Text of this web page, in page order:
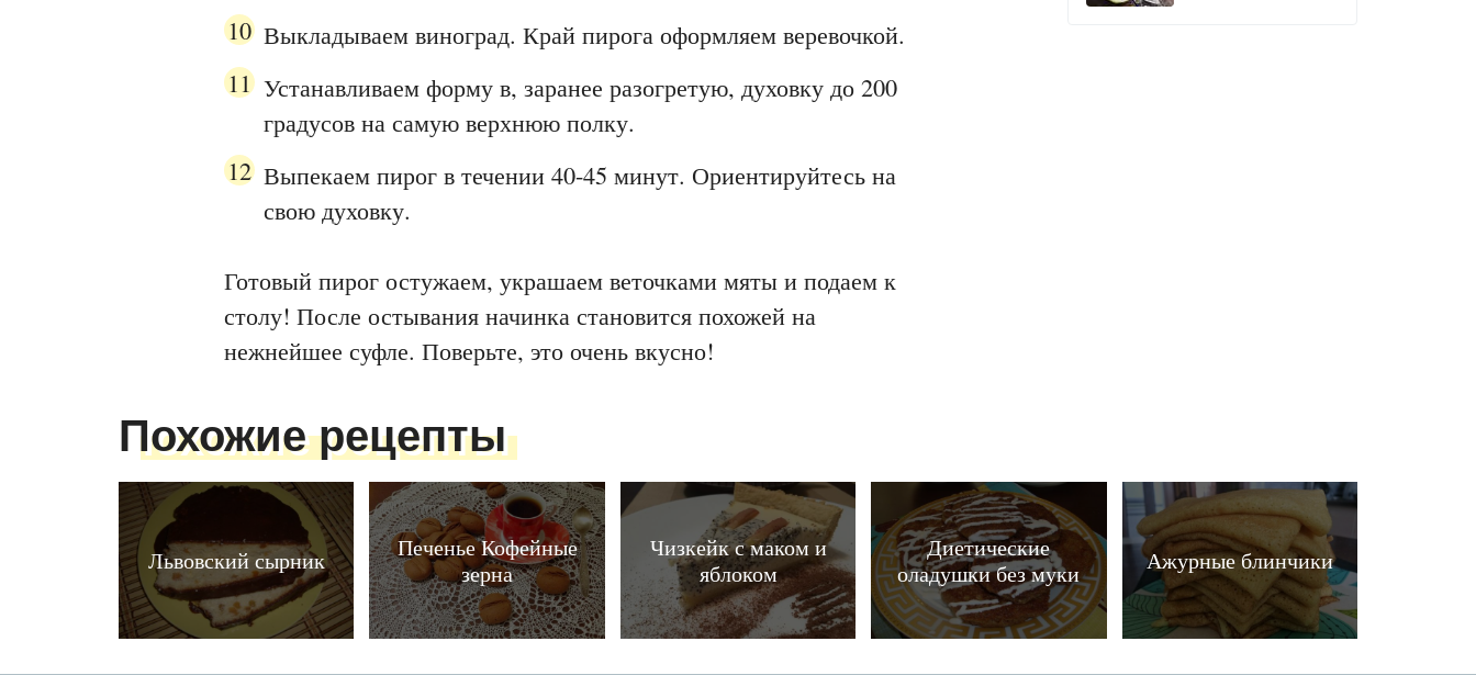
Выкладываем виноград. Край пирога оформляем веревочкой.
Устанавливаем форму в, заранее разогретую, духовку до 200
градусов на самую верхнюю полку.
Выпекаем пирог в течении 40-45 минут. Ориентируйтесь на
свою духовку.
Готовый пирог остужаем, украшаем веточками мяты и подаем к
столу! После остывания начинка становится похожей на
нежнейшее суфле. Поверьте, это очень вкусно!
Похожие рецепты
Львовский сырник
Печенье Кофейные
зерна
Чизкейк с маком и
яблоком
Диетические
оладушки без муки
Ажурные блинчики